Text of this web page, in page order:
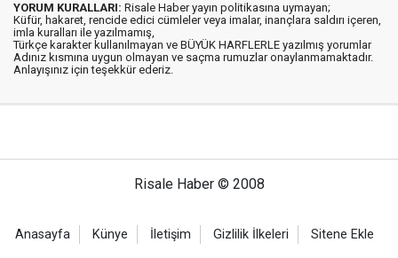
YORUM KURALLARI: Risale Haber yayın politikasına uymayan;
Küfür, hakaret, rencide edici cümleler veya imalar, inançlara saldırı içeren,
imla kuralları ile yazılmamış,
Türkçe karakter kullanılmayan ve BÜYÜK HARFLERLE yazılmış yorumlar
Adınız kısmına uygun olmayan ve saçma rumuzlar onaylanmamaktadır.
Anlayışınız için teşekkür ederiz.
Risale Haber © 2008
Anasayfa Künye İletişim Gizlilik İlkeleri Sitene Ekle